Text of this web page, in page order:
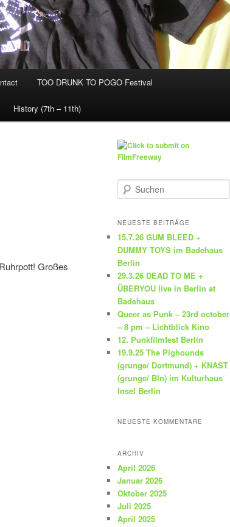
TOO DRUNK TO POGO Festival
History (7th – 11th)
Großes
u
h
n
NEUESTE BEITRÄGE
15.7.26 GUM BLEED +
DUMMY TOYS im Badehaus
Berlin
29.3.26 DEAD TO ME +
ÜBERYOU live in Berlin at
Badehaus
Queer as Punk – 23rd october
– 8 pm – Lichtblick Kino
12. Punkfilmfest Berlin
19.9.25 The Pighounds
(grunge/ Dortmund) + KNAST
(grunge/ Bln) im Kulturhaus
Insel Berlin
NEUESTE KOMMENTARE
ARCHIV
April 2026
Januar 2026
Oktober 2025
Juli 2025
April 2025